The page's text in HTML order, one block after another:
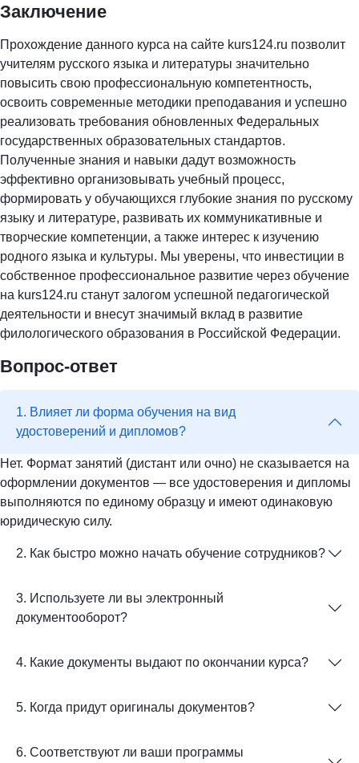
Заключение
Прохождение данного курса на сайте kurs124.ru позволит
учителям русского языка и литературы значительно
повысить свою профессиональную компетентность,
освоить современные методики преподавания и успешно
реализовать требования обновленных Федеральных
государственных образовательных стандартов.
Полученные знания и навыки дадут возможность
эффективно организовывать учебный процесс,
формировать у обучающихся глубокие знания по русскому
языку и литературе, развивать их коммуникативные и
творческие компетенции, а также интерес к изучению
родного языка и культуры. Мы уверены, что инвестиции в
собственное профессиональное развитие через обучение
на kurs124.ru станут залогом успешной педагогической
деятельности и внесут значимый вклад в развитие
филологического образования в Российской Федерации.
Вопрос-ответ
1. Влияет ли форма обучения на вид
удостоверений и дипломов?
Нет. Формат занятий (дистант или очно) не сказывается на
оформлении документов — все удостоверения и дипломы
выполняются по единому образцу и имеют одинаковую
юридическую силу.
2. Как быстро можно начать обучение сотрудников?
3. Используете ли вы электронный
документооборот?
4. Какие документы выдают по окончании курса?
5. Когда придут оригиналы документов?
6. Соответствуют ли ваши программы